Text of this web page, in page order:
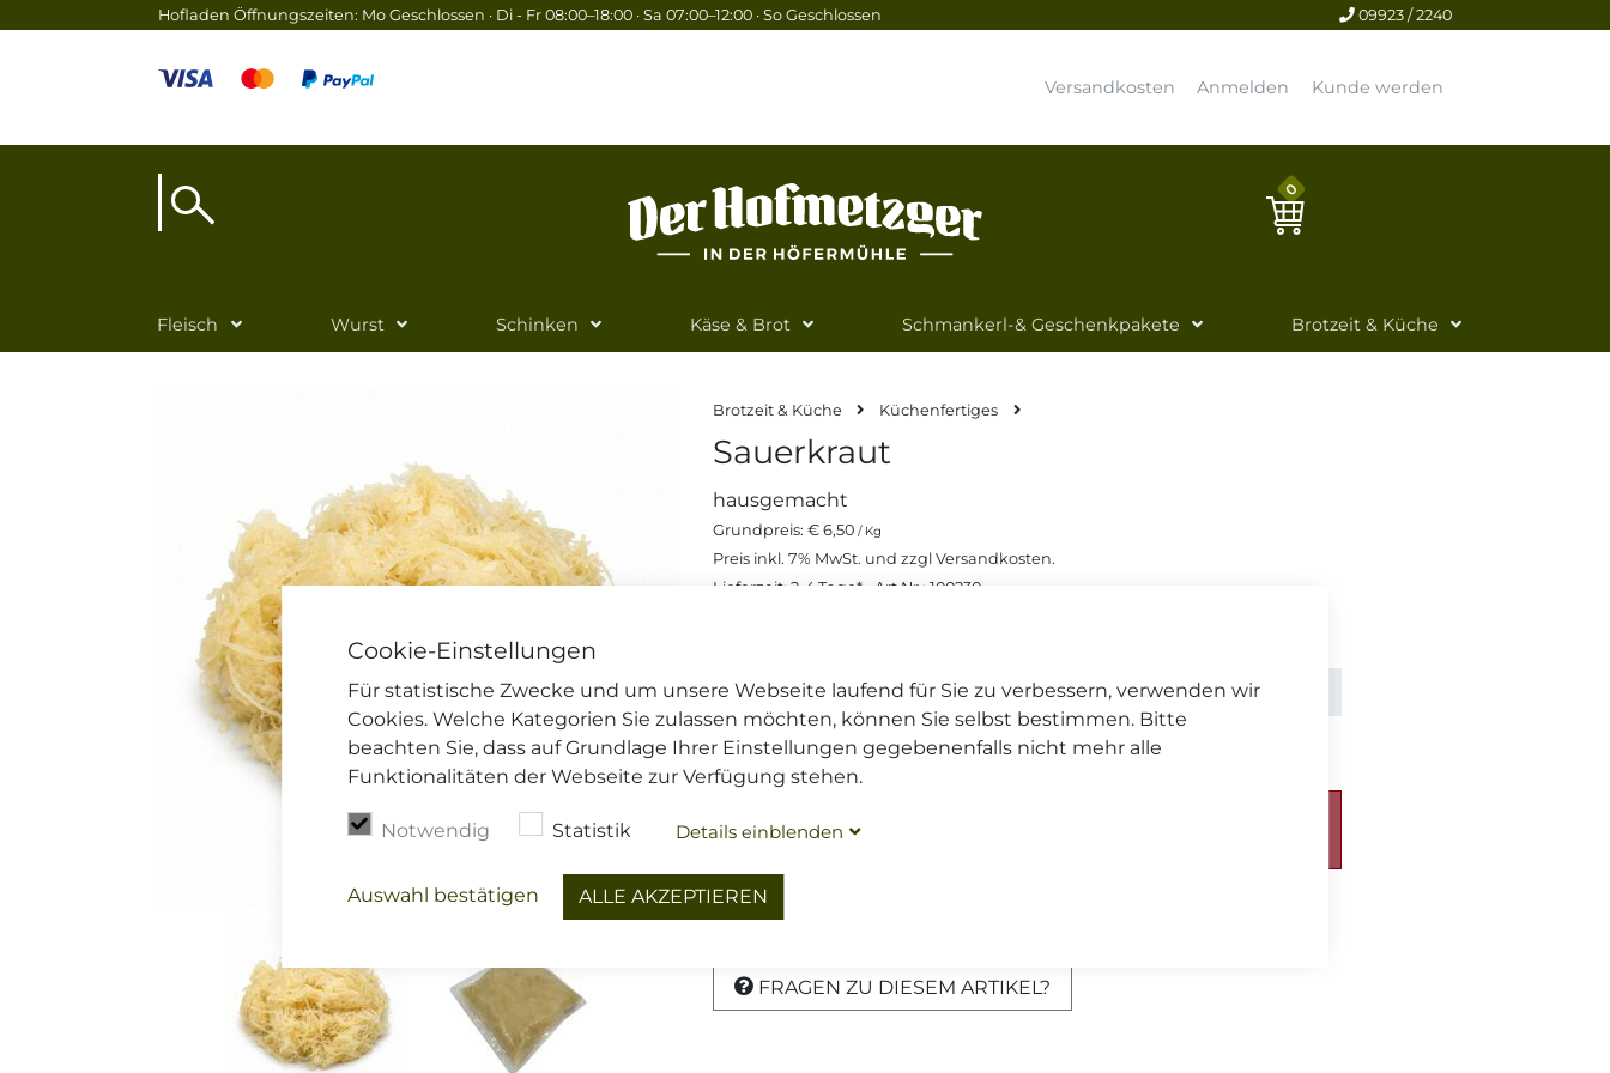
Cookie-Einstellungen
Für statistische Zwecke und um unsere Webseite laufend für Sie zu verbessern, verwenden wir
Cookies. Welche Kategorien Sie zulassen möchten, können Sie selbst bestimmen. Bitte
beachten Sie, dass auf Grundlage Ihrer Einstellungen gegebenenfalls nicht mehr alle
Funktionalitäten der Webseite zur Verfügung stehen.
Notwendig Statistik Detailseinblenden
Auswahl bestätigen ALLE AKZEPTIEREN
09923 / 2240
Hofladen Öffnungszeiten: Mo Geschlossen · Di - Fr 08:00–18:00 · Sa 07:00–12:00 · So Geschlossen
Versandkosten Anmelden Kunde werden
0
Fleisch Wurst Schinken Käse & Brot Schmankerl-& Geschenkpakete Brotzeit & Küche
Brotzeit & Küche Küchenfertiges
Sauerkraut
hausgemacht
Grundpreis: € 6,50 / Kg
Preis inkl. 7% MwSt. und zzgl Versandkosten.
Lieferzeit: 2-4 Tage*
, Art.Nr.: 100230
€ 3,25 (500 g),€ 6,50 / Kg, inkl. MwSt. zzgl.Versand
Menge
Ihre Versandoptionen
FRAGEN ZU DIESEM ARTIKEL?